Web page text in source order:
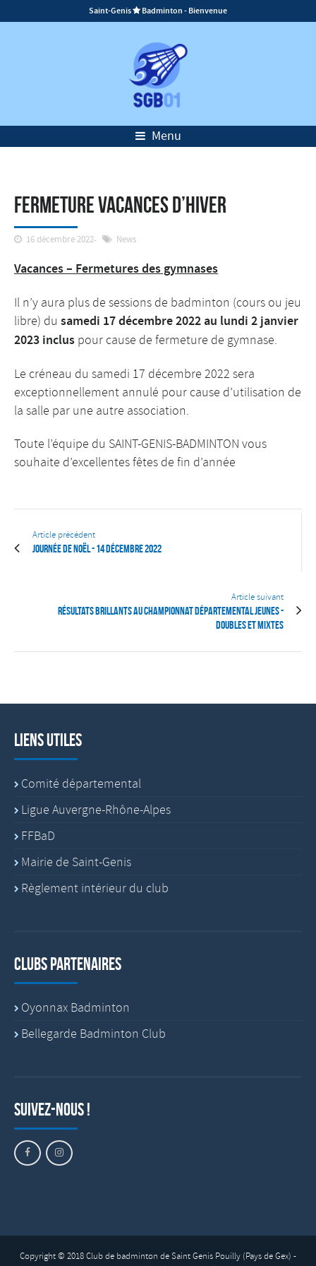
Saint-Genis Badminton - Bienvenue
Menu
Fermeture vacances d’hiver
16 décembre 2022 News
Vacances – Fermetures des gymnases
Il n’y aura plus de sessions de badminton (cours ou jeu
libre) du samedi 17 décembre 2022 au lundi 2 janvier
2023 inclus pour cause de fermeture de gymnase.
Le créneau du samedi 17 décembre 2022 sera
exceptionnellement annulé pour cause d’utilisation de
la salle par une autre association.
Toute l’équipe du SAINT-GENIS-BADMINTON vous
souhaite d’excellentes fêtes de fin d’année
Article précédent
Journée de Noël - 14 décembre 2022
Article suivant
Résultats brillants au championnat départemental jeunes -
Doubles et mixtes
Liens utiles
Comité départemental
Ligue Auvergne-Rhône-Alpes
FFBaD
Mairie de Saint-Genis
Règlement intérieur du club
Clubs partenaires
Oyonnax Badminton
Bellegarde Badminton Club
Suivez-nous !
Copyright © 2018 Club de badminton de Saint Genis Pouilly (Pays de Gex) -